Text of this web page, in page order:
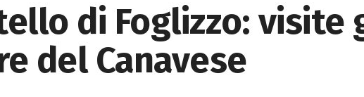
di Foglizzo: visite
del Canavese